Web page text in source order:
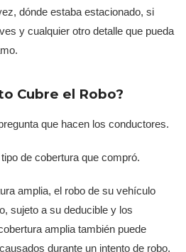
dónde estaba estacionado, si
y cualquier otro detalle que pueda
Cubre el Robo?
que hacen los conductores.
de cobertura que compró.
amplia, el robo de su vehículo
sujeto a su deducible y los
amplia también puede
durante un intento de robo,